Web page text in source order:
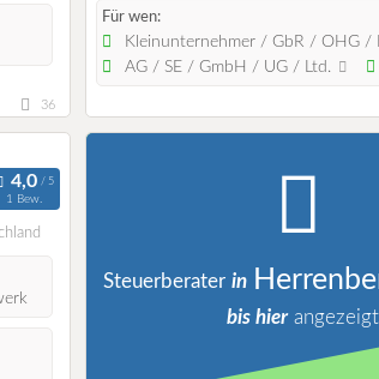
36
Für wen:
Kleinunternehmer / GbR / OHG /
AG / SE / GmbH / UG / Ltd.
1 Bew.
Steuerberater in
bis hierangezeigt